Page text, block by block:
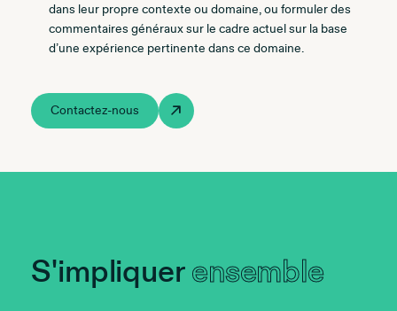
dans leur propre contexte ou domaine, ou formuler des
commentaires généraux sur le cadre actuel sur la base
d’une expérience pertinente dans ce domaine.
Contactez-nous
S'impliquerensemble